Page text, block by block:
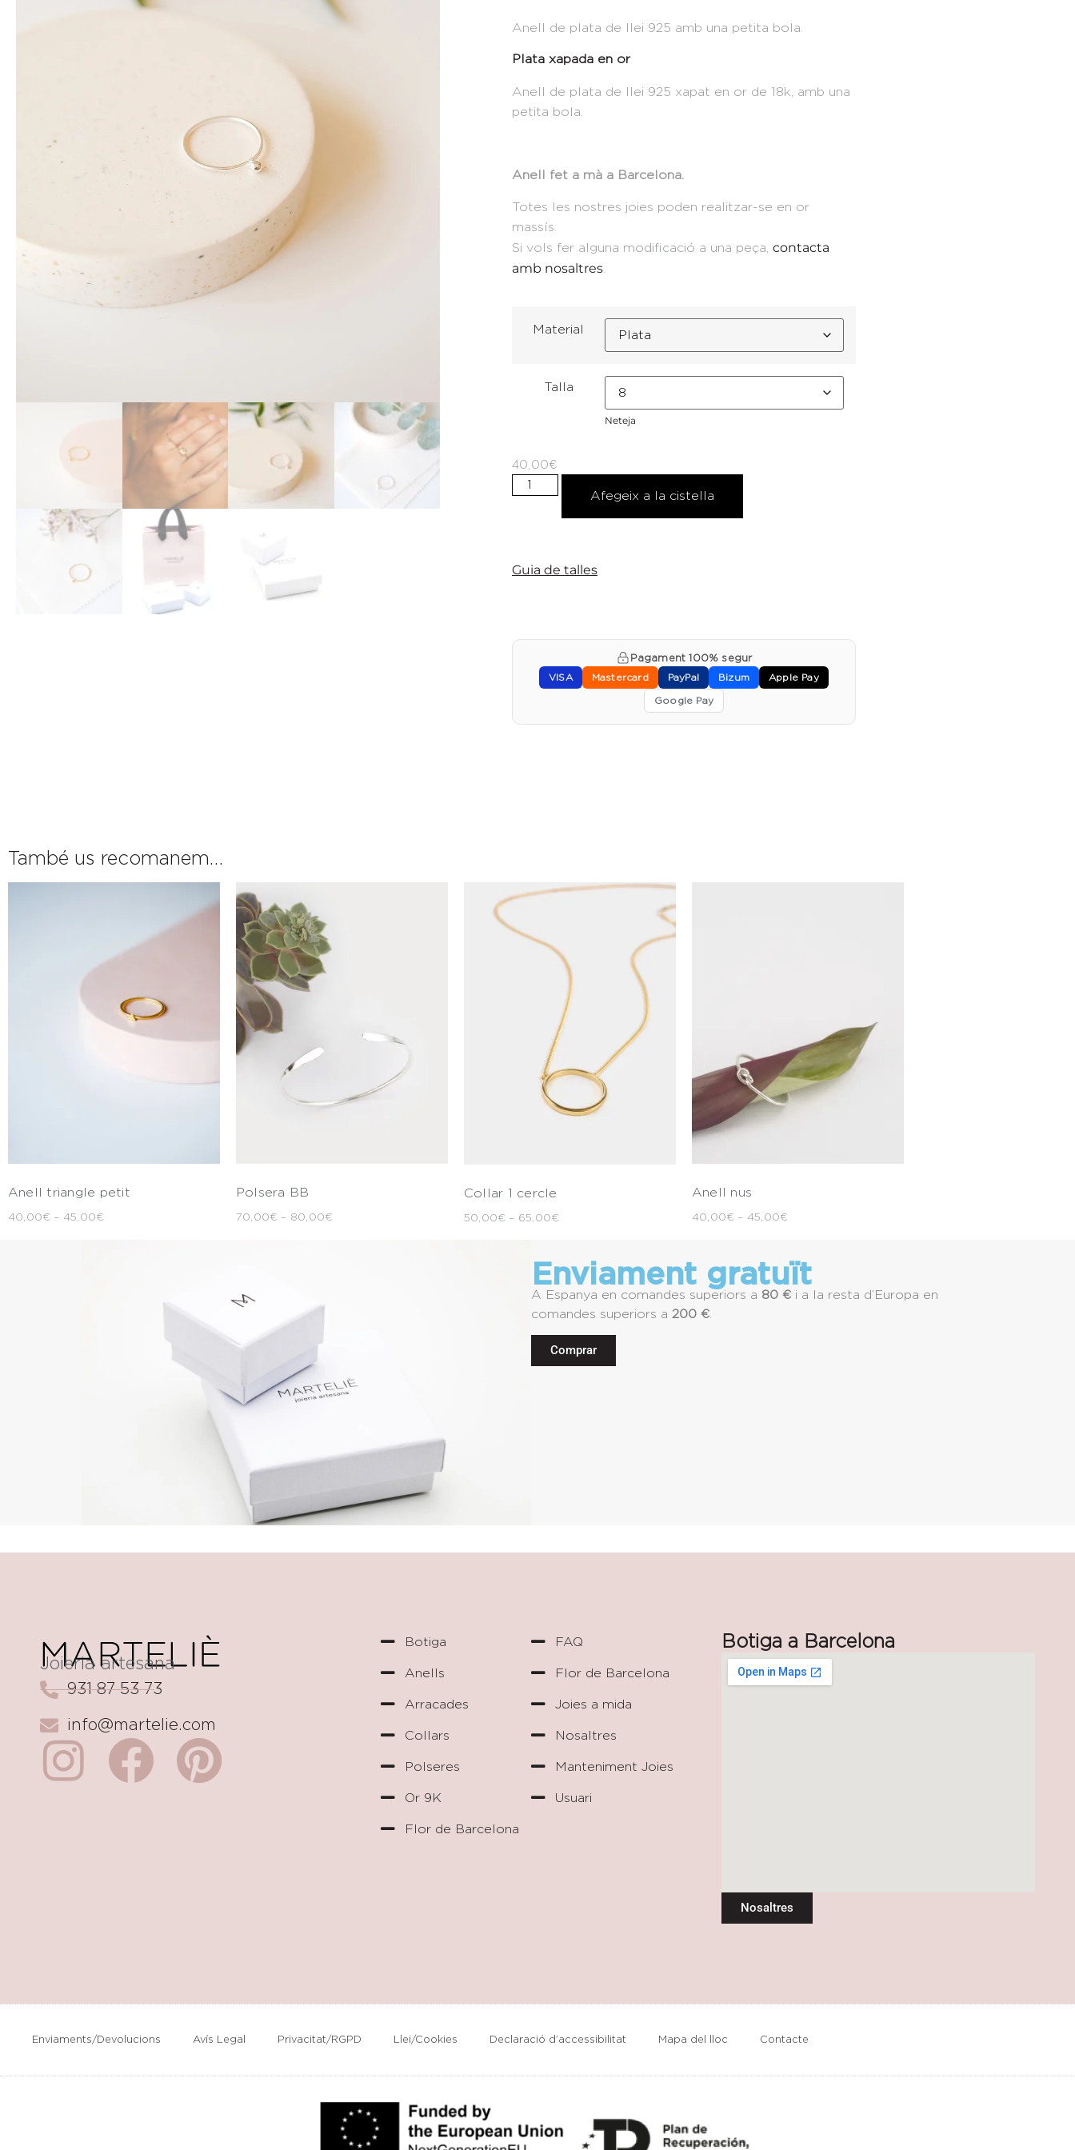
Anell de plata de llei 925 amb una petita bola.
Plata xapada en or
Anell de plata de llei 925 xapat en or de 18k, amb una
petita bola.
Anell fet a mà a Barcelona.
Totes les nostres joies poden realitzar-se en or
massís.
Si vols fer alguna modificació a una peça, contacta
amb nosaltres
Material
Talla
Neteja
40,00€
Afegeix a la cistella
Guia de talles
Pagament 100% segur
VISA Mastercard PayPal Bizum Apple Pay
Google Pay
També us recomanem…
Anell triangle petit
40,00€ – 45,00€
Polsera BB
70,00€ – 80,00€
Collar 1 cercle
50,00€ – 65,00€
Anell nus
40,00€ – 45,00€
Enviament gratuït
A Espanya en comandes superiors a 80 €i a la resta d’Europa en
comandes superiors a 200 €.
Comprar
Joieria artesana
931 87 53 73
info@martelie.com
Botiga
Anells
Arracades
Collars
Polseres
Or 9K
Flor de Barcelona
FAQ
Flor de Barcelona
Joies a mida
Nosaltres
Manteniment Joies
Usuari
Botiga a Barcelona
Nosaltres
Enviaments/Devolucions Avís Legal Privacitat/RGPD Llei/Cookies Declaració d’accessibilitat Mapa del lloc Contacte